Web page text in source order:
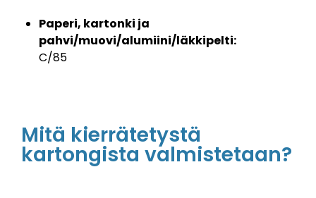
Paperi, kartonki ja
pahvi/muovi/alumiini/läkkipelti:
C/85
Mitä kierrätetystä
kartongista valmistetaan?